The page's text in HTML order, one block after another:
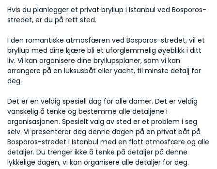
Hvis du planlegger et privat bryllup i Istanbul ved Bosporos-
stredet, er du på rett sted.
I den romantiske atmosfæren ved Bosporos-stredet, vil et
bryllup med dine kjære bli et uforglemmelig øyeblikk i ditt
liv. Vi kan organisere dine bryllupsplaner, som vi kan
arrangere på en luksusbåt eller yacht, til minste detalj for
deg.
Det er en veldig spesiell dag for alle damer. Det er veldig
vanskelig å tenke og bestemme alle detaljene i
organisasjonen. Spesielt valg av sted er et problem i seg
selv. Vi presenterer deg denne dagen på en privat båt på
Bosporos-stredet i Istanbul med en flott atmosfære og alle
detaljer. Du trenger ikke å tenke på detaljer på denne
lykkelige dagen, vi kan organisere alle detaljer for deg.